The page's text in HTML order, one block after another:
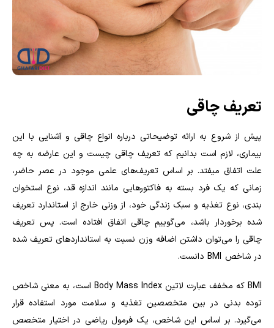
تعریف چاقی
پیش از شروع به ارائه توضیحاتی درباره انواع چاقی و آشنایی با این
بیماری، لازم است بدانیم که تعریف چاقی چیست و این عارضه به چه
علت اتفاق میفتد. بر اساس تعریف‌های علمی موجود در عصر حاضر،
زمانی که یک فرد بسته به فاکتورهایی مانند اندازه قد، نوع استخوان
بندی، نوع تغذیه و سبک زندگی خود، از وزنی خارج از استاندارد تعریف
شده برخوردار باشد، می‌گوییم چاقی اتفاق افتاده است. پس تعریف
چاقی را می‌توان داشتن اضافه وزن نسبت به استانداردهای تعریف شده
در شاخص BMI دانست.
BMI که مخفف عبارت لاتین Body Mass Index است، به معنی شاخص
توده بدنی در بین متخصصین تغذیه و سلامت مورد استفاده قرار
می‌گیرد. بر اساس این شاخص، یک فرمول ریاضی در اختیار متخصص